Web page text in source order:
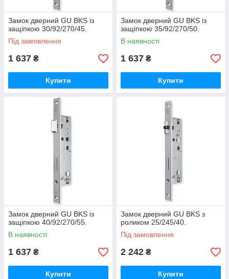
Замок дверний GU BKS із
защіпкою 30/92/270/45.
Під замовлення
1 637 ₴
Купити
Замок дверний GU BKS із
защіпкою 35/92/270/50.
В наявності
1 637 ₴
Купити
Замок дверний GU BKS із
защіпкою 40/92/270/55.
В наявності
1 637 ₴
Купити
Замок дверний GU BKS з
роликом 25/245/40.
Під замовлення
2 242 ₴
Купити